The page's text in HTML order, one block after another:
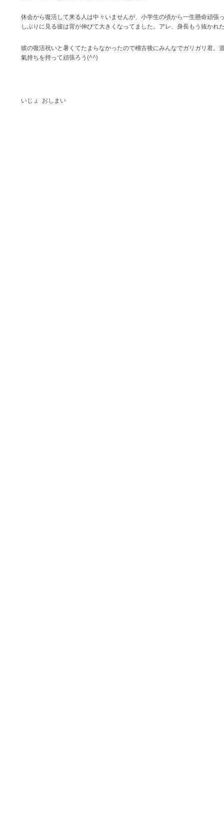
休会から復活して来る人は中々いませんが、小学生の頃から一生懸命頑張
しぶりに見る彼は背が伸びて大きくなってました。アレ、身長もう抜かれ
彼の復活祝いと暑くてたまらなかったので稽古後にみんなでガリガリ君。
氣持ちを持って頑張ろう(^^)
いじょ おしまい